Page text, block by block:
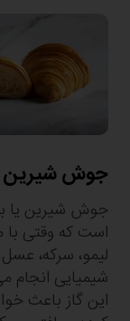
جوش شیرین
جوش شیرین یا
است که وقتی
لیمو، سرکه،
شیمیایی انجام
این گاز باعث